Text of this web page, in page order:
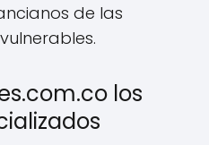
de las
los